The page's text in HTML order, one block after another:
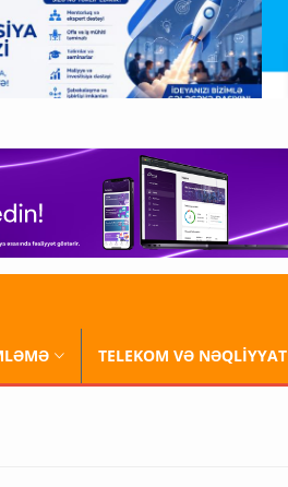
TELEKOM VƏ NƏQLİYYAT